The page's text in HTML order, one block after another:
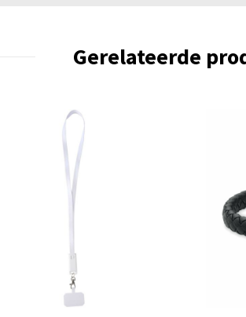
Gerelateerde